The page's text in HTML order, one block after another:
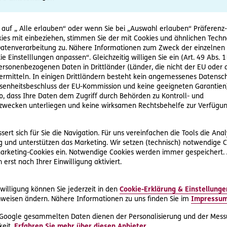
„ Alle erlauben“ oder wenn Sie bei „Auswahl erlauben“
mit einbeziehen, stimmen Sie der mit Cookies und ähnlichen
zu. Nähere Informationen zum Zweck der einzelnen
Einstelllungen anpassen“. Gleichzeitig willigen Sie ein (Art. 49 Abs. 1
Daten in Drittländer (Länder, die nicht der EU oder
In einigen Drittländern besteht kein angemessenes
der EU-Kommission und keine geeigneten
dass Ihre Daten dem Zugriff durch Behörden zu Kontroll- und
unterliegen und keine wirksamen Rechtsbehelfe zur
sich für Sie die Navigation. Für uns vereinfachen die Tools die
und unterstützen das Marketing. Wir setzen (technisch) notwendige
Cookies ein. Notwendige Cookies werden immer
erst nach Ihrer Einwilligung aktiviert.
können Sie jederzeit in den Cookie-Erklärung &
ändern. Nähere Informationen zu uns finden Sie im
gesammelten Daten dienen der Personalisierung und der
durch ihren Vermieter zugeschickt. Die letzte
den Posten „Reparatur des Garagentors“ auf.
somit die hauseigene Garage nicht. Sie bittet den
weigert sich aber.
zur Mietwohnung
versichert und kann daher die Expertise der erfahrenen
ihr, dass Reparaturkosten in ihrer Abrechnung gar
der vor 1945 errichtet wurde und ihre Wohnung somit
Kontakt auf und fordern ihn dazu auf, die
bereit erklärt, wird einer der rund 500 spezialisierten
vertritt.
der Vermieter muss die Betriebskostenabrechnung
für Grundstückseigentum und Miete
Rechtsschutz Premiumversichert. Neben dem D.A.S.